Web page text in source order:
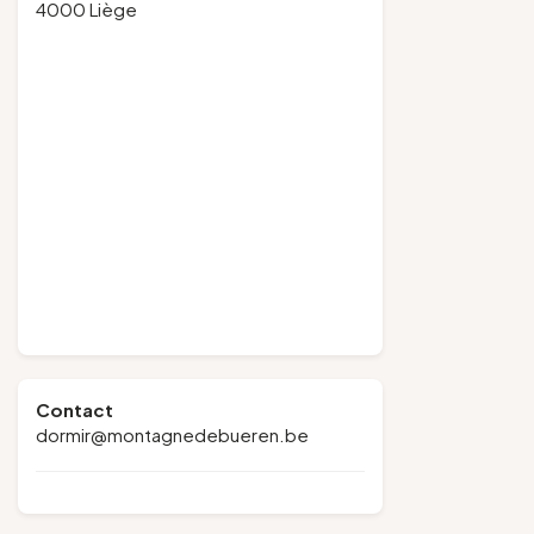
4000 Liège
Contact
dormir@montagnedebueren.be